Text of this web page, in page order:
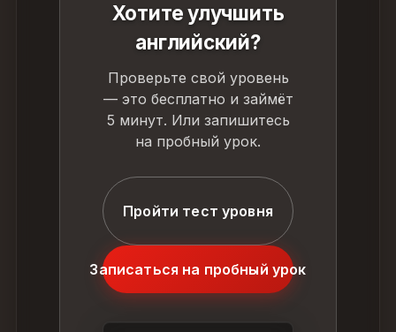
Хотите улучшить
английский?
Проверьте свой уровень
— это бесплатно и займёт
5 минут. Или запишитесь
на пробный урок.
Пройти тест уровня
Записаться на пробный урок